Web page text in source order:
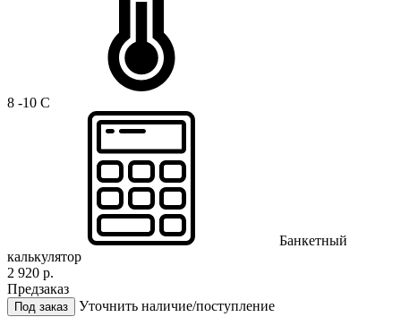
8 -10 C
Банкетный
калькулятор
2 920 р.
Предзаказ
Под заказ
Уточнить наличие/поступление